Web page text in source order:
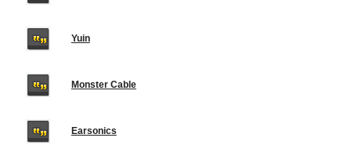
Yuin
Monster Cable
Earsonics